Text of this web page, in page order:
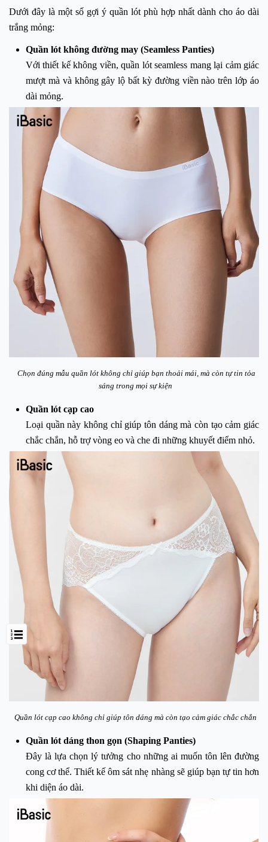
Dưới đây là một số gợi ý quần lót phù hợp nhất dành cho áo dài
trắng mỏng:
Quần lót không đường may (Seamless Panties)
Với thiết kế không viền, quần lót seamless mang lại cảm giác
mượt mà và không gây lộ bất kỳ đường viền nào trên lớp áo
dài mỏng.
Chọn đúng mẫu quần lót không chỉ giúp bạn thoải mái, mà còn tự tin tỏa
sáng trong mọi sự kiện
Quần lót cạp cao
Loại quần này không chỉ giúp tôn dáng mà còn tạo cảm giác
chắc chắn, hỗ trợ vòng eo và che đi những khuyết điểm nhỏ.
Quần lót cạp cao không chỉ giúp tôn dáng mà còn tạo cảm giác chắc chắn
Quần lót dáng thon gọn (Shaping Panties)
Đây là lựa chọn lý tưởng cho những ai muốn tôn lên đường
cong cơ thể. Thiết kế ôm sát nhẹ nhàng sẽ giúp bạn tự tin hơn
khi diện áo dài.